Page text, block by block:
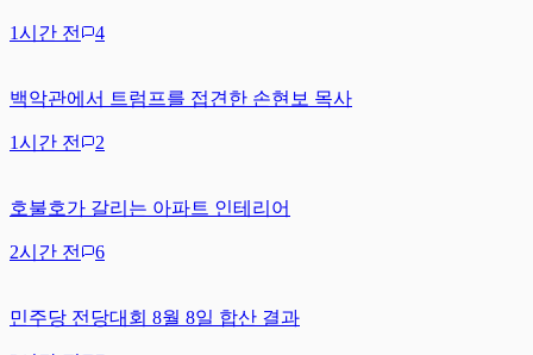
1시간 전 4
백악관에서 트럼프를 접견한 손현보 목사
1시간 전 2
호불호가 갈리는 아파트 인테리어
2시간 전 6
민주당 전당대회 8월 8일 합산 결과